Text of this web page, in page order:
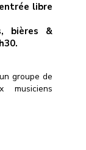
libre
bières &
groupe de
d’artistes